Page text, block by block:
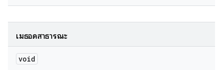
เมธอดสาธารณะ
void